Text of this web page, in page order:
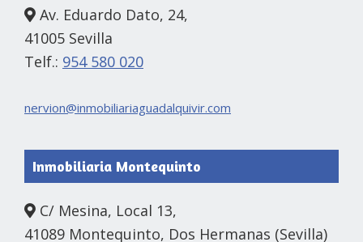
Av. Eduardo Dato, 24,
41005 Sevilla
Telf.: 954 580 020
nervion@inmobiliariaguadalquivir.com
Inmobiliaria Montequinto
C/ Mesina, Local 13,
41089 Montequinto, Dos Hermanas (Sevilla)